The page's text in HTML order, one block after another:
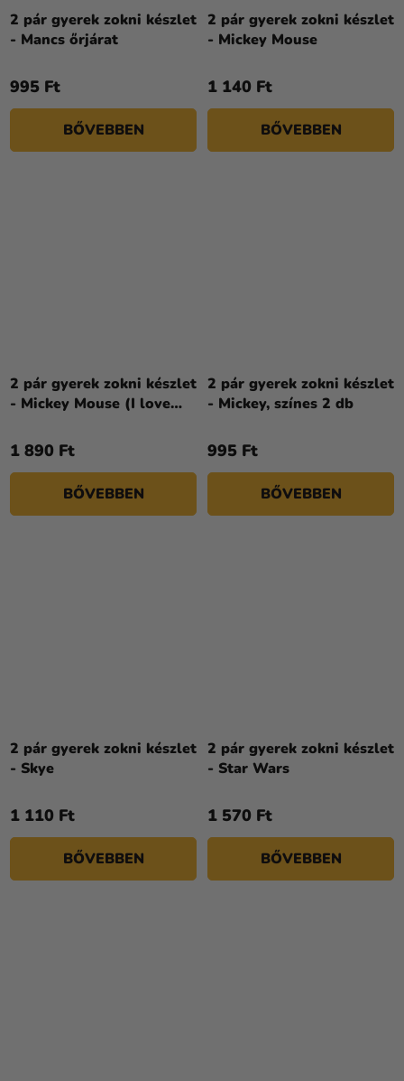
2 pár gyerek zokni készlet
- Mancs őrjárat
995 Ft
BŐVEBBEN
2 pár gyerek zokni készlet
- Mickey Mouse
1 140 Ft
BŐVEBBEN
2 pár gyerek zokni készlet
- Mickey Mouse (I love
1 890 Ft
BŐVEBBEN
2 pár gyerek zokni készlet
- Mickey, színes 2 db
995 Ft
BŐVEBBEN
2 pár gyerek zokni készlet
- Skye
1 110 Ft
BŐVEBBEN
2 pár gyerek zokni készlet
- Star Wars
1 570 Ft
BŐVEBBEN